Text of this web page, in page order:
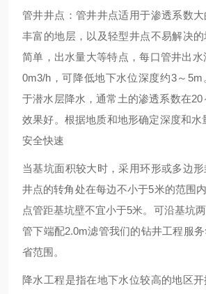
管井井点：管井井点适用于渗透系数
丰富的地层，以及轻型井点不易解决
简单，出水量大等特点，每口管井出
0m3/h，可降低地下水位深度约3～5m
于潜水层降水，通常土的渗透系数在20
效果好。根据地质和地形确定深度和水
安全快速
当基坑面积较大时，采用环形或多边
井点的转角处在每边不小于5米的范围
点管距基坑壁不宜小于5米。可沿基坑
管下端配2.0m滤管我们的钻井工程服
省范围。
降水工程是指在地下水位较高的地区